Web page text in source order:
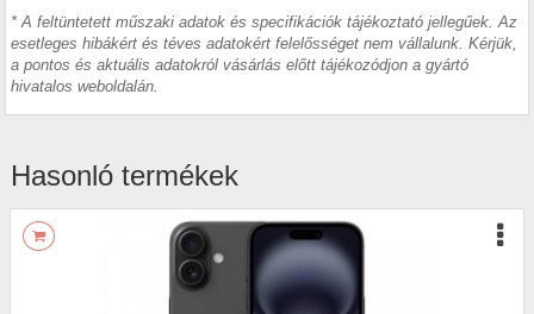
* A feltüntetett műszaki adatok és specifikációk tájékoztató jellegűek. Az
esetleges hibákért és téves adatokért felelősséget nem vállalunk. Kérjük,
a pontos és aktuális adatokról vásárlás előtt tájékozódjon a gyártó
hivatalos weboldalán.
Hasonló termékek